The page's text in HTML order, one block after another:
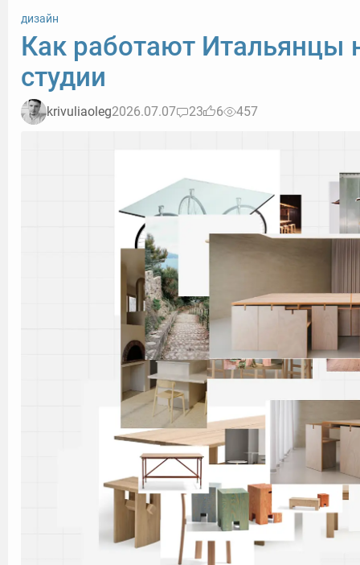
дизайн
Как работают Итальянцы
студии
krivuliaoleg2026.07.07 23 6 457